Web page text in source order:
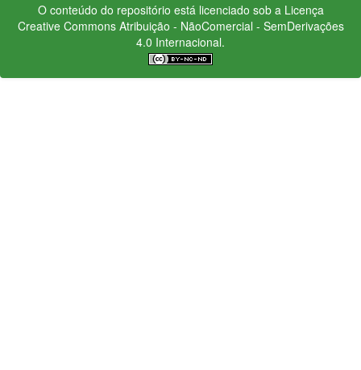
O conteúdo do repositório está licenciado sob a Licença
Creative CommonsAtribuição - NãoComercial - SemDerivações
4.0 Internacional.